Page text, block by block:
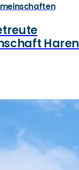
Haren